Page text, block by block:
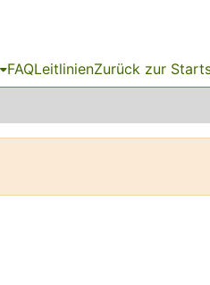
FAQLeitlinienZurück zur